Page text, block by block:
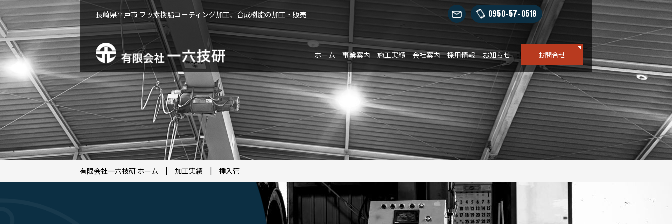
0950-57-0518
長崎県平戸市 フッ素樹脂コーティング加工、合成樹脂の加工・販売
ホーム 事業案内 施工実績 会社案内 採用情報 お知らせ お問合せ
有限会社一六技研 ホーム 加工実績 挿入管